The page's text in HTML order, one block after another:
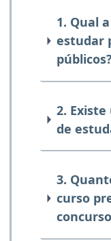
1. Qual
estudar
públicos?
2.
de
3.
curso